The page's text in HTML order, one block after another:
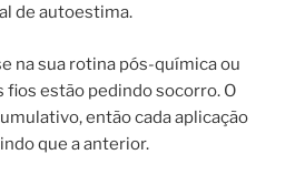
de autoestima.
na sua rotina pós-química ou
fios estão pedindo socorro. O
então cada aplicação
que a anterior.